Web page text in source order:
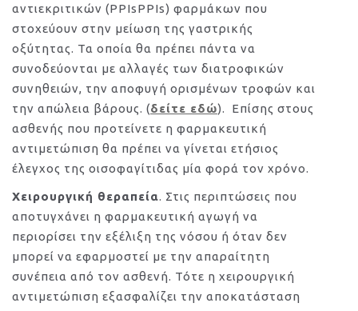
αντιεκριτικών (PPIsPPIs) φαρμάκων που
στοχεύουν στην μείωση της γαστρικής
οξύτητας. Τα οποία θα πρέπει πάντα να
συνοδεύονται με αλλαγές των διατροφικών
συνηθειών, την αποφυγή ορισμένων τροφών και
την απώλεια βάρους. (δείτε εδώ). Επίσης στους
ασθενής που προτείνετε η φαρμακευτική
αντιμετώπιση θα πρέπει να γίνεται ετήσιος
έλεγχος της οισοφαγίτιδας μία φορά τον χρόνο.
Χειρουργική θεραπεία. Στις περιπτώσεις που
αποτυγχάνει η φαρμακευτική αγωγή να
περιορίσει την εξέλιξη της νόσου ή όταν δεν
μπορεί να εφαρμοστεί με την απαραίτητη
συνέπεια από τον ασθενή. Τότε η χειρουργική
αντιμετώπιση εξασφαλίζει την αποκατάσταση